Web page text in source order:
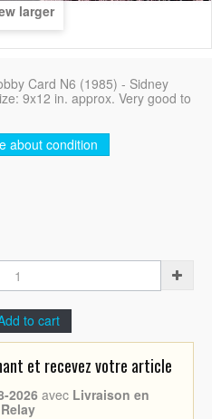
larger
Card N6 (1985) - Sidney
9x12 in. approx. Very good to
about condition
to cart
et recevez votre article
2026 avec Livraison en